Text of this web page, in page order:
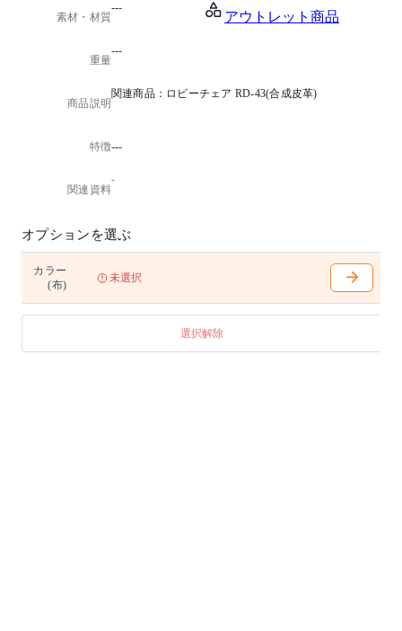
アウトレット商品
素材・材質
---
重量
---
商品説明
関連商品：ロビーチェア RD-43(合成皮革)
特徴---
関連資料
-
オプションを選ぶ
カラー
(布)
未選択
選択解除